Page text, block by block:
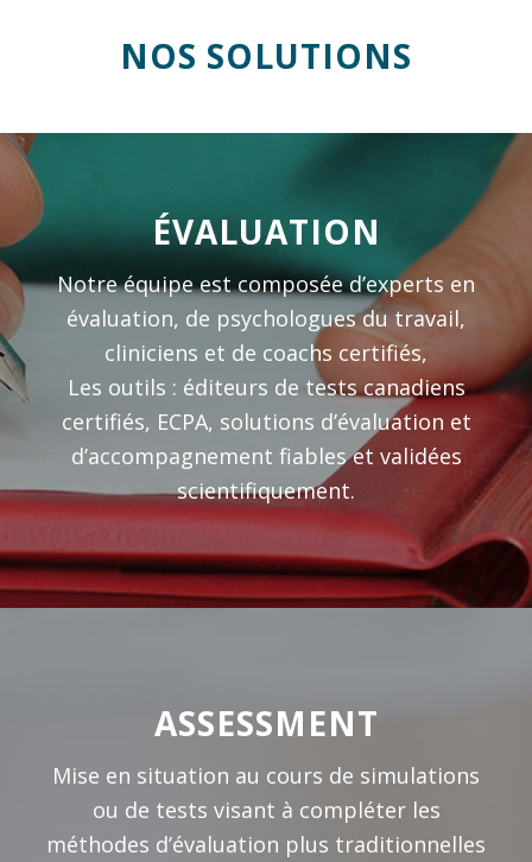
NOS SOLUTIONS
ÉVALUATION
Notre équipe est composée d’experts en
évaluation, de psychologues du travail,
cliniciens et de coachs certifiés,
Les outils : éditeurs de tests canadiens
certifiés, ECPA, solutions d’évaluation et
d’accompagnement fiables et validées
scientifiquement.
ASSESSMENT
Mise en situation au cours de simulations
ou de tests visant à compléter les
méthodes d’évaluation plus traditionnelles